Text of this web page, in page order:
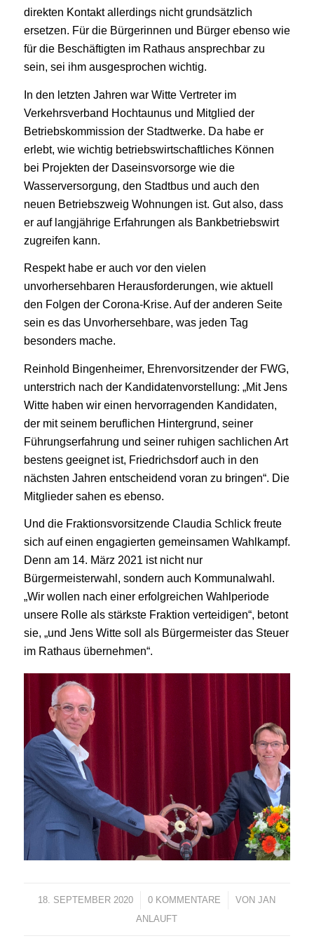
direkten Kontakt allerdings nicht grundsätzlich
ersetzen. Für die Bürgerinnen und Bürger ebenso wie
für die Beschäftigten im Rathaus ansprechbar zu
sein, sei ihm ausgesprochen wichtig.
In den letzten Jahren war Witte Vertreter im
Verkehrsverband Hochtaunus und Mitglied der
Betriebskommission der Stadtwerke. Da habe er
erlebt, wie wichtig betriebswirtschaftliches Können
bei Projekten der Daseinsvorsorge wie die
Wasserversorgung, den Stadtbus und auch den
neuen Betriebszweig Wohnungen ist. Gut also, dass
er auf langjährige Erfahrungen als Bankbetriebswirt
zugreifen kann.
Respekt habe er auch vor den vielen
unvorhersehbaren Herausforderungen, wie aktuell
den Folgen der Corona-Krise. Auf der anderen Seite
sein es das Unvorhersehbare, was jeden Tag
besonders mache.
Reinhold Bingenheimer, Ehrenvorsitzender der FWG,
unterstrich nach der Kandidatenvorstellung: „Mit Jens
Witte haben wir einen hervorragenden Kandidaten,
der mit seinem beruflichen Hintergrund, seiner
Führungserfahrung und seiner ruhigen sachlichen Art
bestens geeignet ist, Friedrichsdorf auch in den
nächsten Jahren entscheidend voran zu bringen“. Die
Mitglieder sahen es ebenso.
Und die Fraktionsvorsitzende Claudia Schlick freute
sich auf einen engagierten gemeinsamen Wahlkampf.
Denn am 14. März 2021 ist nicht nur
Bürgermeisterwahl, sondern auch Kommunalwahl.
„Wir wollen nach einer erfolgreichen Wahlperiode
unsere Rolle als stärkste Fraktion verteidigen“, betont
sie, „und Jens Witte soll als Bürgermeister das Steuer
im Rathaus übernehmen“.
18. SEPTEMBER 2020
/ 0 KOMMENTARE
/ VONJAN
ANLAUFT